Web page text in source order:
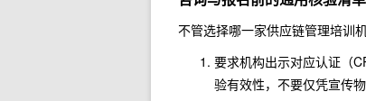
不管选择哪一家供应链管理培训
要求机构出示对应认证（
验有效性，不要仅凭宣传物